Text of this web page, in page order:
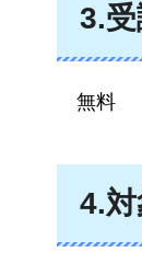
3.
無料
4.